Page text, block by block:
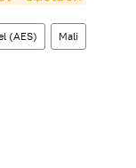
(AES) Mali